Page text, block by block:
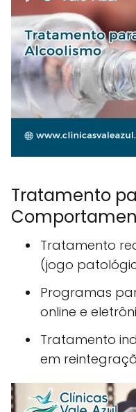
Tratamento
Tratamento
(jogo
Programas
online e
Tratamento
em